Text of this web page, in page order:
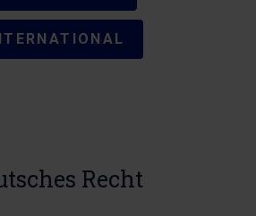
Recht